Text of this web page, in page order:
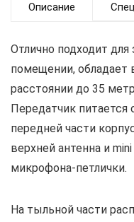
Описание
Отлично подходит для
помещении, обладает
расстоянии до 35
Передатчик питается
передней части
верхней антенна и
микрофона-петлички.
На тыльной части